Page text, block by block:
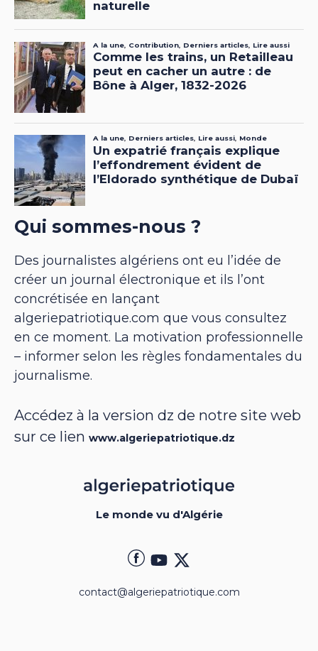
Qui sommes-nous ?
Des journalistes algériens ont eu l’idée de
créer un journal électronique et ils l’ont
concrétisée en lançant
algeriepatriotique.com que vous consultez
en ce moment. La motivation professionnelle
– informer selon les règles fondamentales du
journalisme.
Accédez à la version dz de notre site web
sur ce lien www.algeriepatriotique.dz
Le monde vu d'Algérie
contact@algeriepatriotique.com